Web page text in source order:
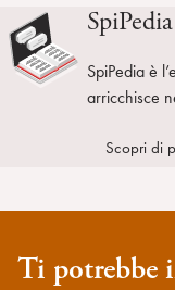
SpiPedia
SpiPedia è
arricchisce
Scopri di
Ti potrebbe